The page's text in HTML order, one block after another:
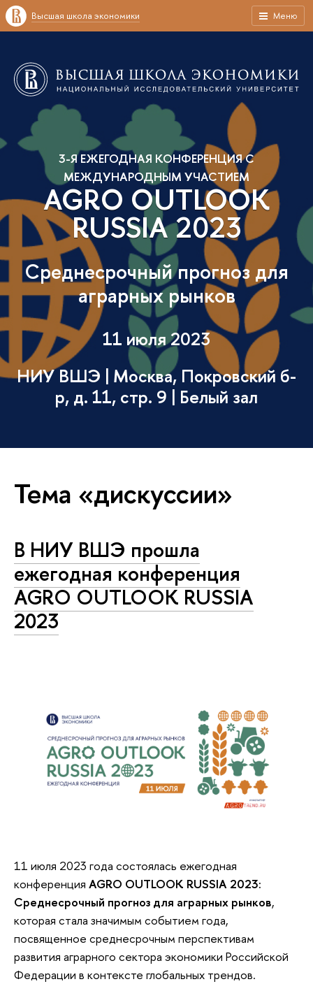
Меню
Высшая школа экономики
3-Я ЕЖЕГОДНАЯ КОНФЕРЕНЦИЯ С
МЕЖДУНАРОДНЫМ УЧАСТИЕМ
AGRО OUTLOOK
RUSSIA 2023
Cреднесрочный прогноз для
аграрных рынков
11 июля 2023
НИУ ВШЭ | Москва, Покровский б-
р, д. 11, стр. 9 | Белый зал
Тема «дискуссии»
В НИУ ВШЭ прошла
ежегодная конференция
AGRО OUTLOOK RUSSIA
2023
11 июля 2023 года состоялась ежегодная
конференция AGRО OUTLOOK RUSSIA 2023:
Cреднесрочный прогноз для аграрных рынков,
которая стала значимым событием года,
посвященное среднесрочным перспективам
развития аграрного сектора экономики Российской
Федерации в контексте глобальных трендов.